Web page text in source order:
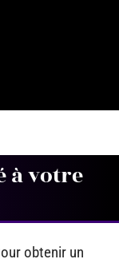
à votre
obtenir un